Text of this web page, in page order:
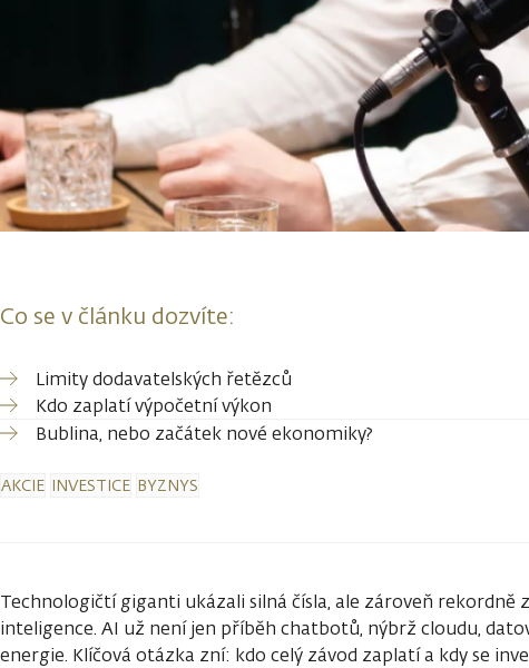
Co se v článku dozvíte:
Limity dodavatelských řetězců
Kdo zaplatí výpočetní výkon
Bublina, nebo začátek nové ekonomiky?
AKCIE INVESTICE BYZNYS
Technologičtí giganti ukázali silná čísla, ale zároveň rekordně
inteligence. AI už není jen příběh chatbotů, nýbrž cloudu,
energie. Klíčová otázka zní: kdo celý závod zaplatí a kdy se